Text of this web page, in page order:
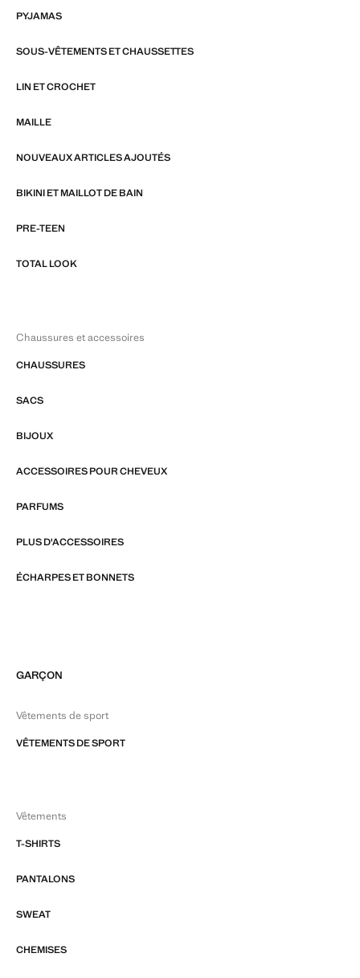
PYJAMAS
SOUS-VÊTEMENTS ET CHAUSSETTES
LIN ET CROCHET
MAILLE
NOUVEAUX ARTICLES AJOUTÉS
BIKINI ET MAILLOT DE BAIN
PRE-TEEN
TOTAL LOOK
Chaussures et accessoires
CHAUSSURES
SACS
BIJOUX
ACCESSOIRES POUR CHEVEUX
PARFUMS
PLUS D'ACCESSOIRES
ÉCHARPES ET BONNETS
GARÇON
Vêtements de sport
VÊTEMENTS DE SPORT
Vêtements
T-SHIRTS
PANTALONS
SWEAT
CHEMISES